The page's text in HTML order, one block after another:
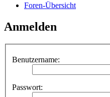
Foren-Übersicht
Anmelden
Benutzername:
Passwort: